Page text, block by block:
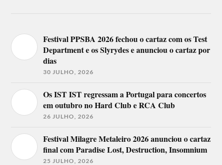
Festival PPSBA 2026 fechou o cartaz com os Test
Department e os Slyrydes e anunciou o cartaz por
dias
30 JULHO, 2026
Os IST IST regressam a Portugal para concertos
em outubro no Hard Club e RCA Club
26 JULHO, 2026
Festival Milagre Metaleiro 2026 anunciou o cartaz
final com Paradise Lost, Destruction, Insomnium
25 JULHO, 2026